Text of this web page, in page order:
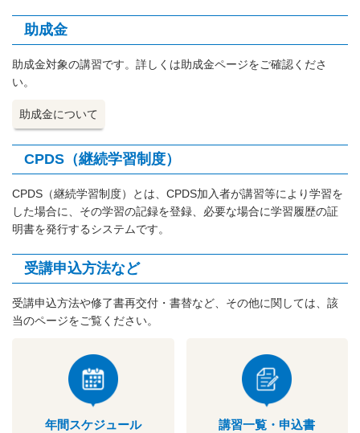
助成金
助成金対象の講習です。詳しくは助成金ページをご確認くださ
い。
助成金について
CPDS（継続学習制度）
CPDS（継続学習制度）とは、CPDS加入者が講習等により学習を
した場合に、その学習の記録を登録、必要な場合に学習履歴の証
明書を発行するシステムです。
受講申込方法など
受講申込方法や修了書再交付・書替など、その他に関しては、該
当のページをご覧ください。
年間スケジュール 講習一覧・申込書